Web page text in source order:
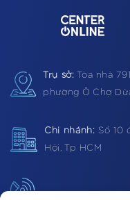
Trụ sở: Tòa nhà
phường Ô Chợ
Chi nhánh: Số 10
Hội, Tp HCM